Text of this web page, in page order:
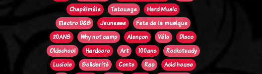
Chapêlmêle
Tatouage
Hard Music
Electro D&B
Jeunesse
Fete de la musique
20ANS
Why not camp Alençon Vélo
Disco
Oldschool
Hardcore Art 100ans
Rocksteady
Luciole
Solidarité Conte Rap
Acid house